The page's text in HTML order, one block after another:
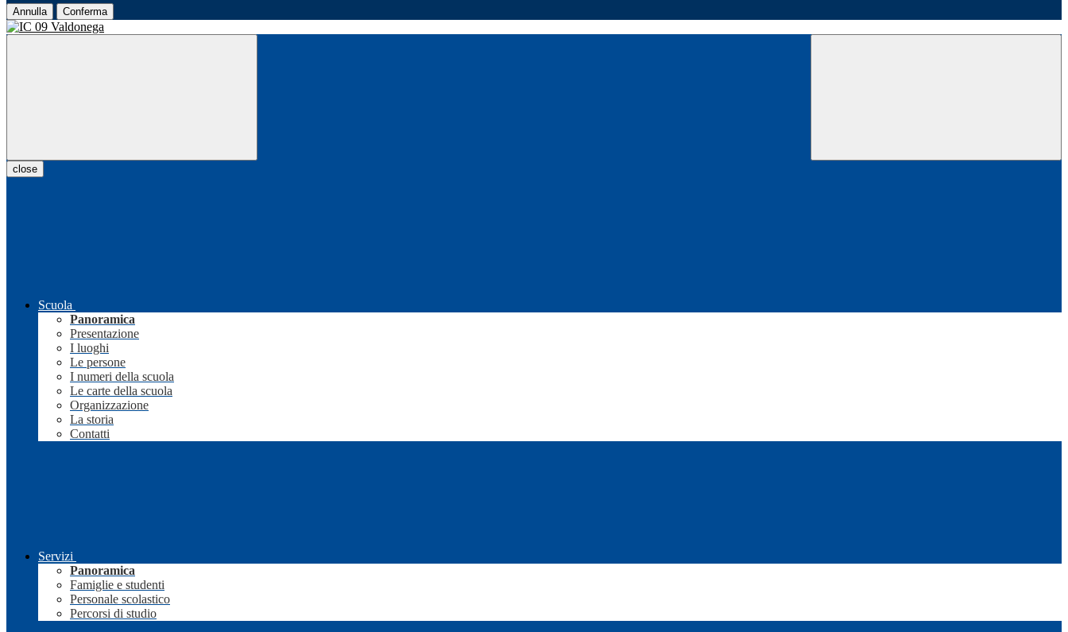
Annulla Conferma
close
Scuola
Panoramica
Presentazione
I luoghi
Le persone
I numeri della scuola
Le carte della scuola
Organizzazione
La storia
Contatti
Servizi
Panoramica
Famiglie e studenti
Personale scolastico
Percorsi di studio